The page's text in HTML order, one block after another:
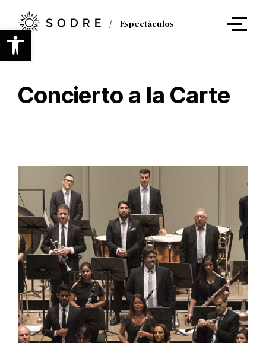
Abrir barra de herramientas
contenido
principal
Espectáculos
Concierto a la Carte